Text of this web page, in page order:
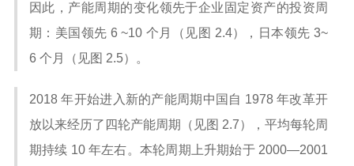
因此，产能周期的变化领先于企业固定资产的投资周
期：美国领先 6 ~10 个月（见图 2.4），日本领先 3~
6 个月（见图 2.5）。
2018 年开始进入新的产能周期中国自 1978 年改革开
放以来经历了四轮产能周期（见图 2.7），平均每轮周
期持续 10 年左右。本轮周期上升期始于 2000—2001